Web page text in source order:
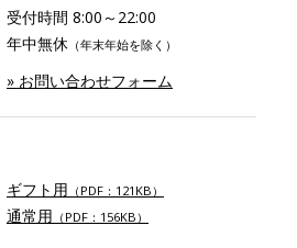
受付時間 8:00～22:00
年中無休 （年末年始を除く）
» お問い合わせフォーム
ギフト用 （PDF：121KB）
通常用 （PDF：156KB）